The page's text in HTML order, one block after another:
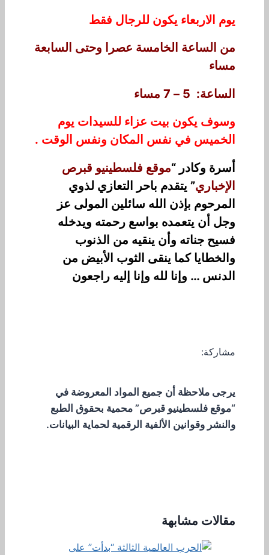
يوم الاربعاء يكون للرجال فقط
من الساعة الخامسة عصرا وحتى السابعة
مساء
الساعة: 5 – 7 مساء
وسوف يكون بيت عزاء للسيدات يوم
الخميس في نفس المكان ونفس الوقت .
أسرة وكادر “موقع فلسطينيو قبرص
الإخباري” يتقدم باحر التعازي لذوي
المرحوم بإذن الله سائلين المولى عز
وجل أن يتعمده بواسع رحمته ويدخله
فسيح جناته وأن ينقيه من الذنوب
والخطايا كما ينقى الثوب الأبيض من
الدنس … وإنا لله وإنا إليه راجعون
مشاركة:
يرجى ملاحظة أن جميع المواد المعروضة في
“موقع فلسطينيو قبرص” محمية بحقوق الطبع
والنشر وقوانين الألفية الرقمية لحماية البيانات.
مقالات مشابهة